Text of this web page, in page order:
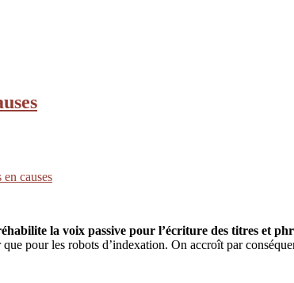
causes
la voix passive pour l’écriture des titres et
pour les robots d’indexation. On accroît par